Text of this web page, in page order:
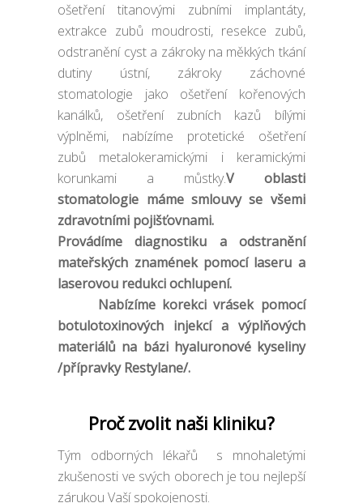
ošetření titanovými zubními implantáty,
extrakce zubů moudrosti, resekce zubů,
odstranění cyst a zákroky na měkkých tkání
dutiny ústní, zákroky záchovné
stomatologie jako ošetření kořenových
kanálků, ošetření zubních kazů bílými
výplněmi, nabízíme protetické ošetření
zubů metalokeramickými i keramickými
korunkami a můstky.V oblasti
stomatologie máme smlouvy se všemi
zdravotními pojišťovnami.
Provádíme diagnostiku a odstranění
mateřských znamének pomocí laseru a
laserovou redukci ochlupení.
Nabízíme korekci vrásek pomocí
botulotoxinových injekcí a výplňových
materiálů na bázi hyaluronové kyseliny
/přípravky Restylane/.
Proč zvolit naši kliniku?
Tým odborných lékařů s mnohaletými
zkušenosti ve svých oborech je tou nejlepší
zárukou Vaší spokojenosti.